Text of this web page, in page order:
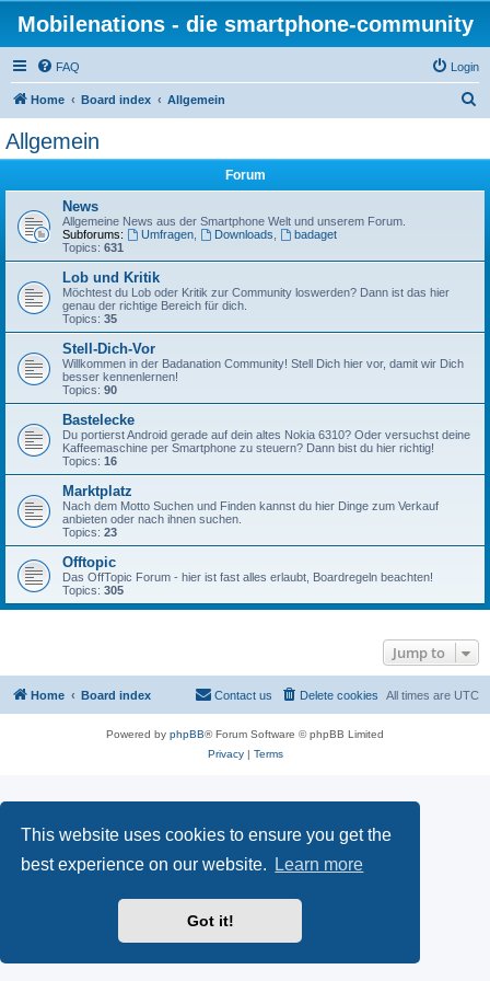
This website uses cookies to ensure you get the
best experience on our website.
Learn more
Got it!
Mobilenations - die smartphone-community
FAQ Login
Home Board index Allgemein
Allgemein
Forum
News
Allgemeine News aus der Smartphone Welt und unserem Forum.
Subforums:
Umfragen, Downloads
badaget
Topics: 631
Lob und Kritik
Möchtest du Lob oder Kritik zur Community loswerden? Dann ist das hier
genau der richtige Bereich für dich.
Topics: 35
Stell-Dich-Vor
Willkommen in der Badanation Community! Stell Dich hier vor, damit wir Dich
besser kennenlernen!
Topics: 90
Bastelecke
Du portierst Android gerade auf dein altes Nokia 6310? Oder versuchst deine
Kaffeemaschine per Smartphone zu steuern? Dann bist du hier richtig!
Topics: 16
Marktplatz
Nach dem Motto Suchen und Finden kannst du hier Dinge zum Verkauf
anbieten oder nach ihnen suchen.
Topics: 23
Offtopic
Das OffTopic Forum - hier ist fast alles erlaubt, Boardregeln beachten!
Topics: 305
Jump to
Home Board index All times are UTC
Delete cookies
Contact us
Powered by phpBB® Forum Software © phpBB Limited
Privacy| Terms